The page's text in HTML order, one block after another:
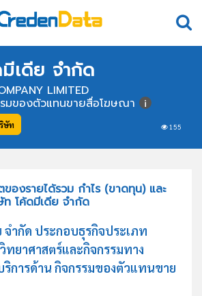
เดีย จำกัด
LIMITED
155
มของตัวแทนขายสื่อโฆษณา
ษัท
ของรายได้รวม กำไร (ขาดทุน) และ
โค้ดมีเดีย จำกัด
ำกัด ประกอบธุรกิจประเภท
ยาศาสตร์และกิจกรรมทาง
ริการด้าน กิจกรรมของตัวแทนขาย